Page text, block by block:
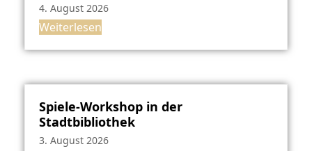
4. August 2026
Weiterlesen
Spiele-Workshop in der
Stadtbibliothek
3. August 2026